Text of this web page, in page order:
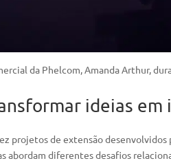
da Phelcom, Amanda Arthur,
ideias em
projetos de extensão
abordam diferentes desafios